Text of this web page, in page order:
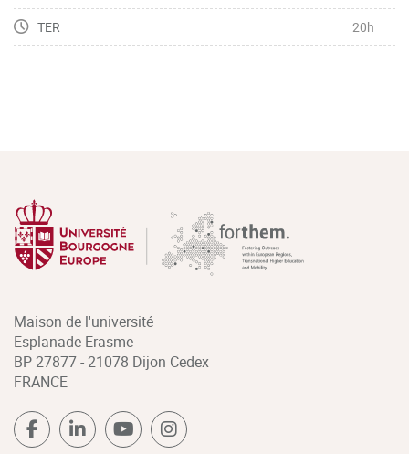
TER 20h
Maison de l'université
Esplanade Erasme
BP 27877 - 21078 Dijon Cedex
FRANCE